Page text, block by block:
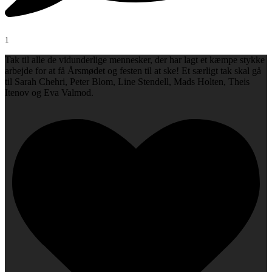
1
Tak til alle de vidunderlige mennesker, der har lagt et kæmpe stykke
arbejde for at få Årsmødet og festen til at ske! Et særligt tak skal gå
til Sarah Chehri, Peter Blom, Line Stendell, Mads Holten, Theis
Itenov og Eva Valmod.